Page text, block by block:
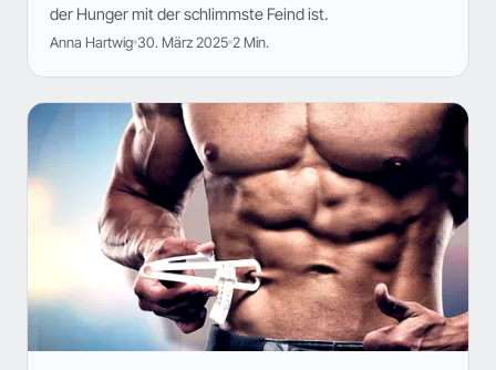
der Hunger mit der schlimmste Feind ist.
Anna Hartwig 30. März 2025 2 Min.